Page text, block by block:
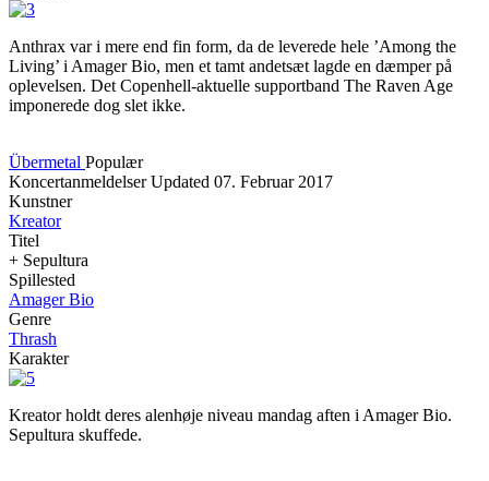
Anthrax var i mere end fin form, da de leverede hele ’Among the
Living’ i Amager Bio, men et tamt andetsæt lagde en dæmper på
oplevelsen. Det Copenhell-aktuelle supportband The Raven Age
imponerede dog slet ikke.
Übermetal Populær
Koncertanmeldelser Updated 07. Februar 2017
Kunstner
Kreator
Titel
+ Sepultura
Spillested
Amager Bio
Genre
Thrash
Karakter
Kreator holdt deres alenhøje niveau mandag aften i Amager Bio.
Sepultura skuffede.